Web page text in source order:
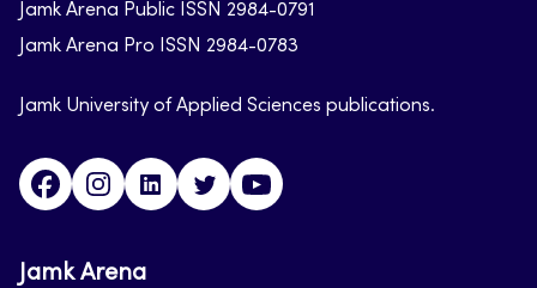
Jamk Arena Public ISSN 2984-0791
Jamk Arena Pro ISSN 2984-0783
Jamk University of Applied Sciences publications.
FacebookInstagramLinkedinTwitter
Jamk Arena